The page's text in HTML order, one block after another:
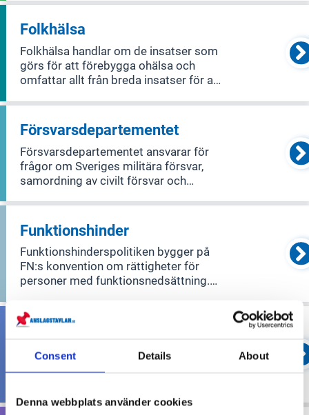
Consent Details About
Denna webbplats använder cookies
Huvudfokus ligger på att säkerställa
att det finansiella systemet är stabilt
och att förbättra skyddet för
konsumenter på finansmarknad
Folkhälsa
Folkhälsa handlar om de insatser som
görs för att förebygga ohälsa och
omfattar allt från breda insatser för att
som alkohol, tobak, spelberoende och
skydd mot smittsamma sjukdomar.
Försvarsdepartementet
Försvarsdepartementet ansvarar för
frågor om Sveriges militära försvar,
samordning av civilt försvar och
mot olyckor.
Funktionshinder
Funktionshinderspolitiken bygger på
FN:s konvention om rättigheter för
personer med funktionsnedsättning.
främja rättigheterna och intressena för
personer med funktionsnedsättningar
Grundlagar och integritet
Området täcker Sveriges fyra
tryckfrihetsförordningen och
yttrandefrihetsgrundlagen. Det